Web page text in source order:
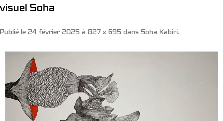
visuel Soha
Publié le 24 février 2025 à 827 × 695 dans Soha Kabiri.